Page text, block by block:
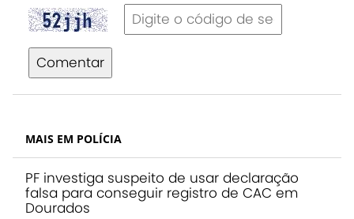
Comentar
MAIS EM POLÍCIA
PF investiga suspeito de usar declaração
falsa para conseguir registro de CAC em
Dourados